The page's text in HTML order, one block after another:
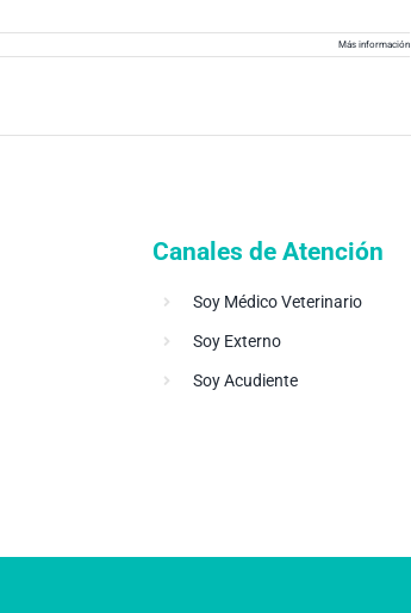
Más información
Canales de Atención
Soy Médico Veterinario
Soy Externo
Soy Acudiente